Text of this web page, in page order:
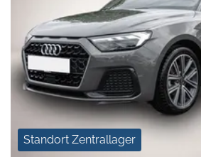
Standort Zentrallager